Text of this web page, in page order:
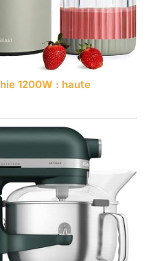
1200W : haute